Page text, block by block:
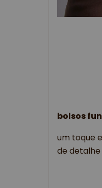
bolsos
um toque
de